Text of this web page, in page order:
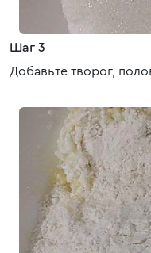
Шаг 3
Добавьте творог,